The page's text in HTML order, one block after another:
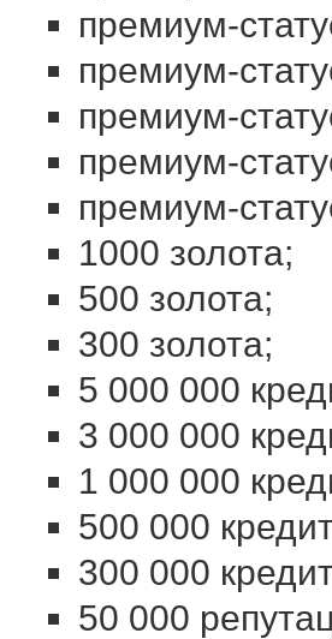
премиум-
премиум-
премиум-
премиум-
премиум-
1000 золота;
500 золота;
300 золота;
5 000 000
3 000 000
1 000 000
500 000
300 000
50 000